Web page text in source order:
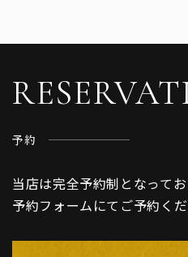
予約
当店は完全予約制となってお
予約フォームにてご予約くだ